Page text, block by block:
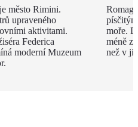
město Rimini.
upraveného
aktivitami.
Federica
moderní Muzeum
moře.
méně
než v